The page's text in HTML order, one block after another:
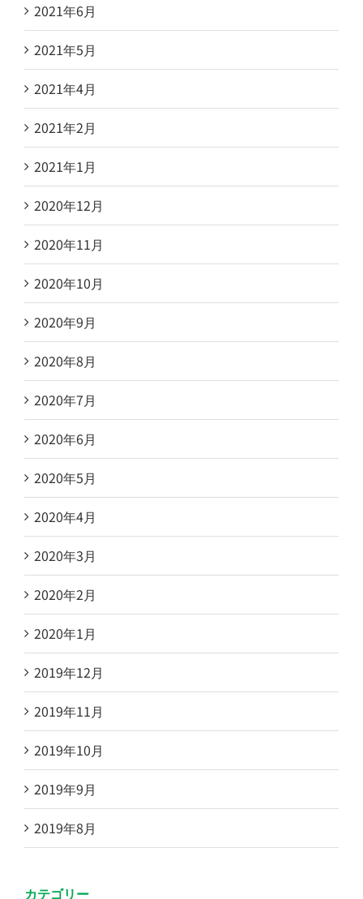
2021年6月
2021年5月
2021年4月
2021年2月
2021年1月
2020年12月
2020年11月
2020年10月
2020年9月
2020年8月
2020年7月
2020年6月
2020年5月
2020年4月
2020年3月
2020年2月
2020年1月
2019年12月
2019年11月
2019年10月
2019年9月
2019年8月
カテゴリー